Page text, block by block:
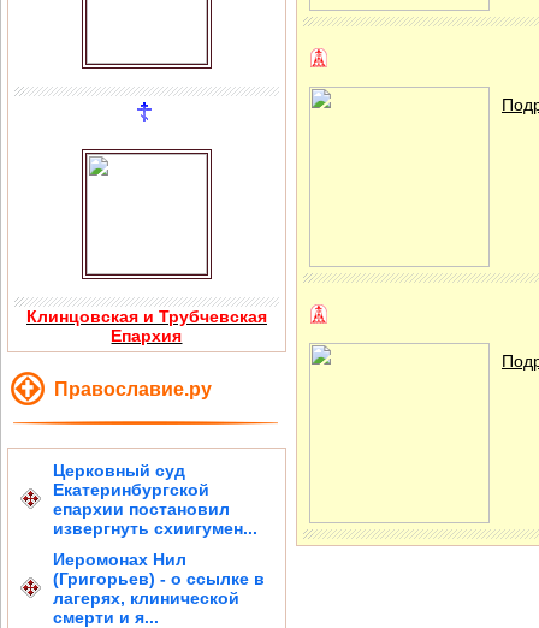
Клинцовская и Трубчевская
Епархия
Православие.ру
Церковный суд
Екатеринбургской
епархии постановил
извергнуть схиигумен...
Иеромонах Нил
(Григорьев) - о ссылке в
лагерях, клинической
смерти и я...